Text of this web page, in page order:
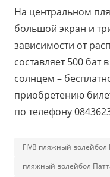
На центральном
большой экран и
зависимости от
составляет 500 бат
солнцем –
приобретению
по телефону
FIVB пляжный волейбол
пляжный волейбол